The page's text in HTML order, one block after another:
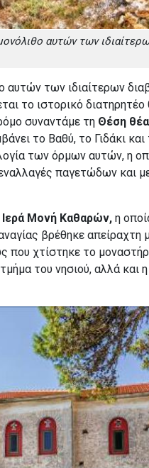
αυτών των
αυτών των ιδιαίτερων
το ιστορικό διατηρητέο
συναντάμε τη Θέση
το Βαθύ, το Γιδάκι
των όρμων αυτών, η
παγετώδων και
Ιερά Μονή Καθαρών, η
βρέθηκε απείραχτη
που χτίστηκε το
του νησιού, αλλά